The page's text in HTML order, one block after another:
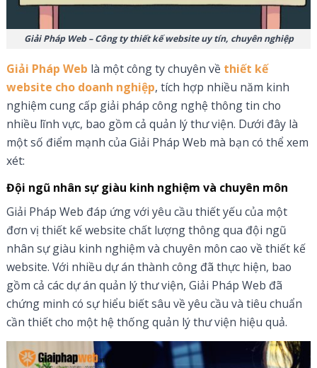
Giải Pháp Web – Công ty thiết kế website uy tín, chuyên nghiệp
Giải Pháp Web là một công ty chuyên về thiết kế
website cho doanh nghiệp, tích hợp nhiều năm kinh
nghiệm cung cấp giải pháp công nghệ thông tin cho
nhiều lĩnh vực, bao gồm cả quản lý thư viện. Dưới đây là
một số điểm mạnh của Giải Pháp Web mà bạn có thể xem
xét:
Đội ngũ nhân sự giàu kinh nghiệm và chuyên môn
Giải Pháp Web đáp ứng với yêu cầu thiết yếu của một
đơn vị thiết kế website chất lượng thông qua đội ngũ
nhân sự giàu kinh nghiệm và chuyên môn cao về thiết kế
website. Với nhiều dự án thành công đã thực hiện, bao
gồm cả các dự án quản lý thư viện, Giải Pháp Web đã
chứng minh có sự hiểu biết sâu về yêu cầu và tiêu chuẩn
cần thiết cho một hệ thống quản lý thư viện hiệu quả.